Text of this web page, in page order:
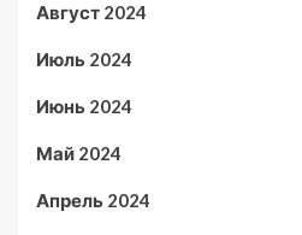
Август 2024
Июль 2024
Июнь 2024
Май 2024
Апрель 2024